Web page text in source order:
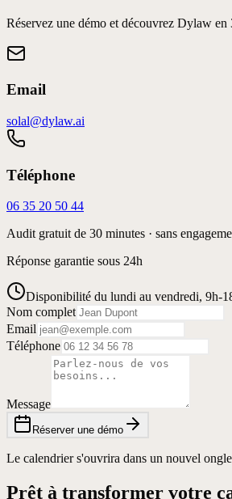
Réservez une démo et découvrez Dylaw en
Email
solal@dylaw.ai
Téléphone
06 35 20 50 44
Audit gratuit de 30 minutes · sans
Réponse garantie sous 24h
Disponibilité du lundi au vendredi, 9h-
Nom complet
Email
Téléphone
Message
Réserver une démo
Le calendrier s'ouvrira dans un nouvel
Prêt à transformer votre